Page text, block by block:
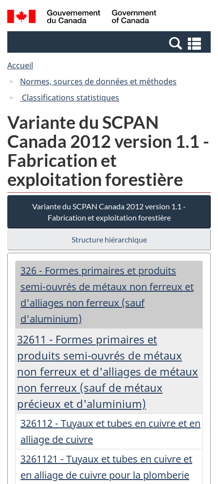
Passer
au
Passer
à
Canada
Recherche
et
et
Accueil
Normes, sources de données et méthodes
Classifications statistiques
Variante du SCPAN
Canada 2012 version 1.1 -
Fabrication et
exploitation forestière
Variante du SCPAN Canada 2012 version 1.1 -
Fabrication et exploitation forestière
Structure hiérarchique
326 - Formes primaires et produits
semi-ouvrés de métaux non ferreux et
d'alliages non ferreux (sauf
d'aluminium)
32611 - Formes primaires et
produits semi-ouvrés de métaux
non ferreux et d'alliages de métaux
non ferreux (sauf de métaux
précieux et d'aluminium)
326112 - Tuyaux et tubes en cuivre et en
alliage de cuivre
3261121 - Tuyaux et tubes en cuivre et
en alliage de cuivre pour la plomberie